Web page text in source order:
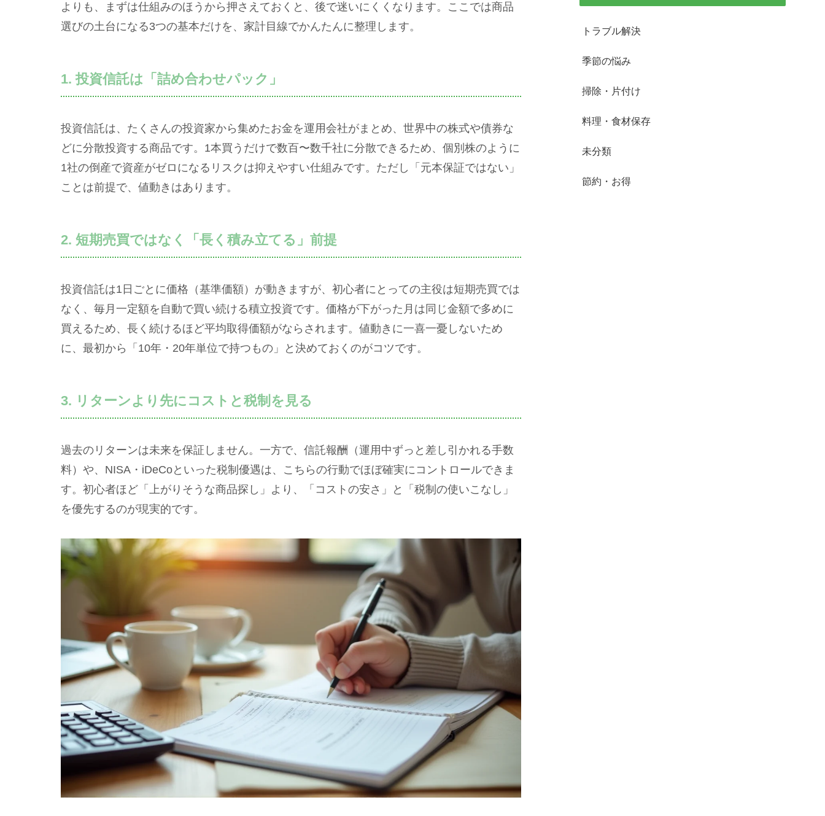
よりも、まずは仕組みのほうから押さえておくと、後で迷いにくくなります。ここでは商品
選びの土台になる3つの基本だけを、家計目線でかんたんに整理します。
1. 投資信託は「詰め合わせパック」
投資信託は、たくさんの投資家から集めたお金を運用会社がまとめ、世界中の株式や債券な
どに分散投資する商品です。1本買うだけで数百〜数千社に分散できるため、個別株のように
1社の倒産で資産がゼロになるリスクは抑えやすい仕組みです。ただし「元本保証ではない」
ことは前提で、値動きはあります。
2. 短期売買ではなく「長く積み立てる」前提
投資信託は1日ごとに価格（基準価額）が動きますが、初心者にとっての主役は短期売買では
なく、毎月一定額を自動で買い続ける積立投資です。価格が下がった月は同じ金額で多めに
買えるため、長く続けるほど平均取得価額がならされます。値動きに一喜一憂しないため
に、最初から「10年・20年単位で持つもの」と決めておくのがコツです。
3. リターンより先にコストと税制を見る
過去のリターンは未来を保証しません。一方で、信託報酬（運用中ずっと差し引かれる手数
料）や、NISA・iDeCoといった税制優遇は、こちらの行動でほぼ確実にコントロールできま
す。初心者ほど「上がりそうな商品探し」より、「コストの安さ」と「税制の使いこなし」
を優先するのが現実的です。
トラブル解決
季節の悩み
掃除・片付け
料理・食材保存
未分類
節約・お得